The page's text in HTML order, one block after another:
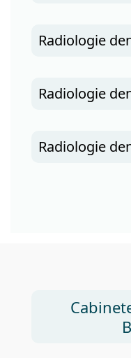
Radiologie
Radiologie
Radiologie